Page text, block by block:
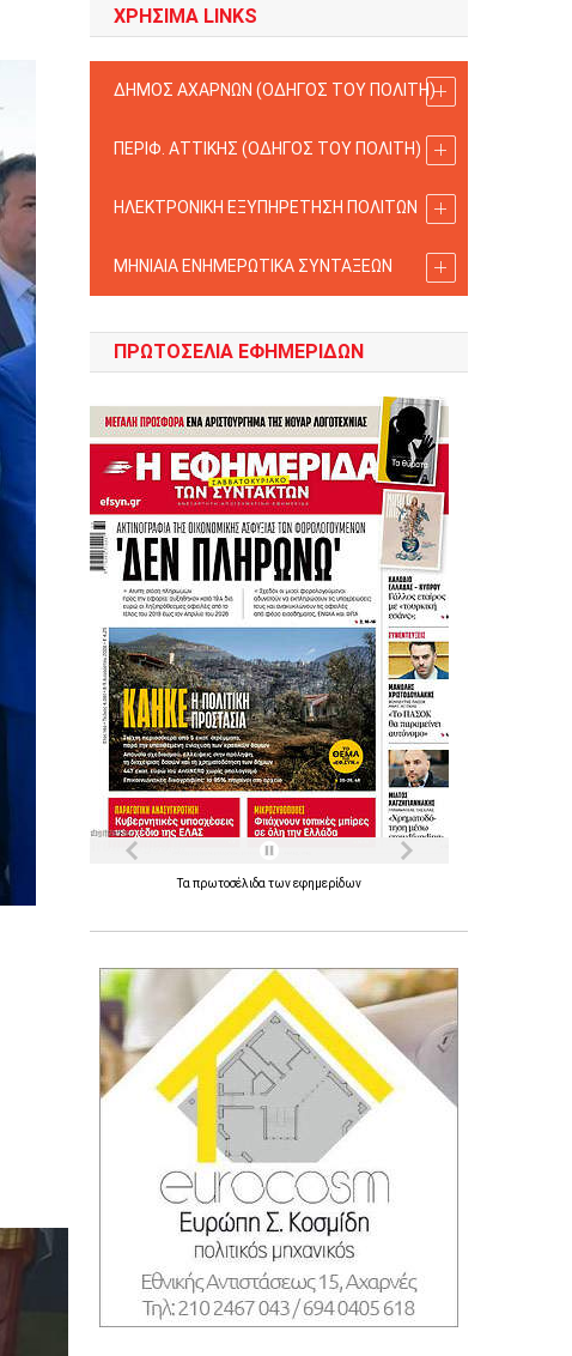
ΧΡΗΣΙΜΑ LINKS
ΔΗΜΟΣ ΑΧΑΡΝΩΝ (ΟΔΗΓΟΣ TOY ΠΟΛΙΤΗ)
ΠΕΡΙΦ. ΑΤΤΙΚΗΣ (ΟΔΗΓΟΣ TOY ΠΟΛΙΤΗ)
ΗΛΕΚΤΡΟΝΙΚΗ ΕΞΥΠΗΡΕΤΗΣΗ ΠΟΛΙΤΩΝ
ΜΗΝΙΑΙΑ ΕΝΗΜΕΡΩΤΙΚΑ ΣΥΝΤΑΞΕΩΝ
ΠΡΩΤΟΣΈΛΙΑ ΕΦΗΜΕΡΊΔΩΝ
Ταπρωτοσέλιδατωνεφημερίδων